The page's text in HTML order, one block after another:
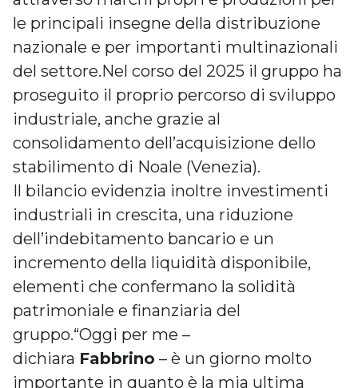
le principali insegne della distribuzione
nazionale e per importanti multinazionali
del settore.Nel corso del 2025 il gruppo ha
proseguito il proprio percorso di sviluppo
industriale, anche grazie al
consolidamento dell’acquisizione dello
stabilimento di Noale (Venezia).
Il bilancio evidenzia inoltre investimenti
industriali in crescita, una riduzione
dell’indebitamento bancario e un
incremento della liquidità disponibile,
elementi che confermano la solidità
patrimoniale e finanziaria del
gruppo.“Oggi per me –
dichiara Fabbrino – è un giorno molto
importante in quanto è la mia ultima